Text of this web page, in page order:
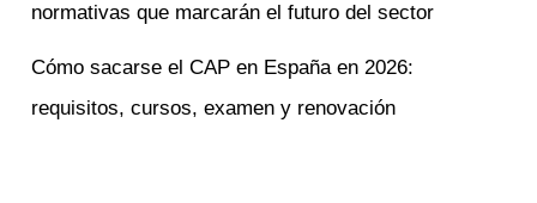
normativas que marcarán el futuro del sector
Cómo sacarse el CAP en España en 2026:
requisitos, cursos, examen y renovación